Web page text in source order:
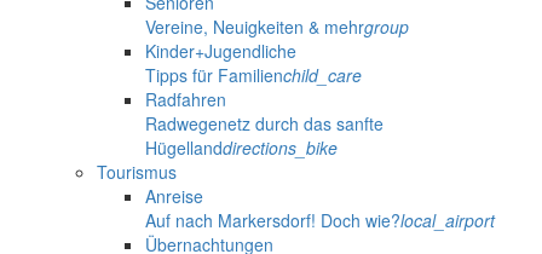
Vereine, Neuigkeiten & mehrgroup
Kinder+Jugendliche
Tipps für Familienchild_care
Radfahren
Radwegenetz durch das sanfte
Hügellanddirections_bike
Tourismus
Anreise
Auf nach Markersdorf! Doch wie?local_airport
Übernachtungen